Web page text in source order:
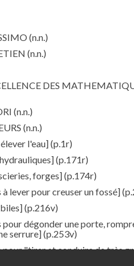
(n.n.)
(n.n.)
DES
(n.n.)
(n.n.)
l'eau](p.1r)
(p.171r)
forges](p.174r)
lever pour creuser un fossé]
(p.216v)
dégonder une porte,
serrure](p.253v)
"tirer et conduire de très